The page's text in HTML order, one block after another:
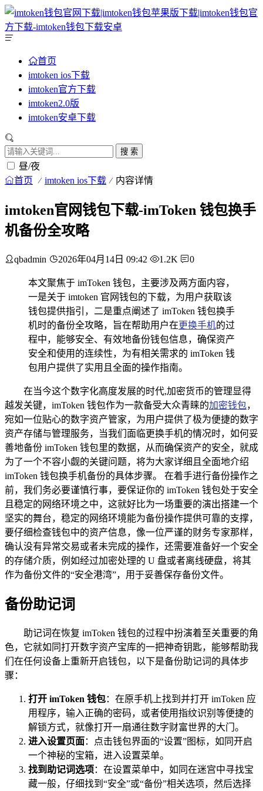
首页
imtoken ios下载
imtoken官方下载
imtoken2.0版
imtoken安卓下载
搜 索
昼/夜
首页 imtoken ios下载 内容详情
imtoken官网钱包下载-imToken 钱包换手
机备份全攻略
qbadmin 2026年04月14日 09:42 1.2K 0
本文聚焦于 imToken 钱包，主要涉及两方面内容，
一是关于 imtoken 官网钱包的下载，为用户获取该
钱包提供指引，二是重点阐述了 imToken 钱包换手
机时的备份全攻略，旨在帮助用户在更换手机的过
程中，能够安全、有效地备份钱包信息，确保资产
安全和使用的连续性，为有相关需求的 imToken 钱
包用户提供了实用且全面的操作指南。
在当今这个数字化高度发展的时代,加密货币的管理显得
越发关键，imToken 钱包作为一款备受大众青睐的加密钱包，
宛如一位贴心的数字资产管家，为用户提供了极为便捷的数字
资产存储与管理服务，当我们面临更换手机的情况时，如何妥
善地备份 imToken 钱包里的数据，从而确保资产的安全，就成
为了一个不容小觑的关键问题，将为大家详细且全面地介绍
imToken 钱包换手机备份的具体步骤。 在着手进行备份操作之
前，我们务必要谨慎行事，要保证你的 imToken 钱包处于安全
且稳定的网络环境之中，这就好比为一场重要的演出搭建一个
坚实的舞台，稳定的网络环境能为备份操作提供可靠的支撑，
要仔细检查钱包中的资产信息，像一位严谨的财务专家那样，
确认没有异常交易或者未完成的操作，还需要准备好一个安全
的存储介质，例如经过加密处理的 U 盘或者离线硬盘，将其
作为备份文件的“安全港湾”，用于妥善保存备份文件。
备份助记词
助记词在恢复 imToken 钱包的过程中扮演着至关重要的角
色，它就如同打开数字资产宝库的一把神奇钥匙，能够帮助我
们在任何设备上重新开启钱包，以下是备份助记词的具体步
骤：
打开 imToken 钱包：在原手机上找到并打开 imToken 应
用程序，输入正确的密码，或者使用指纹识别等便捷的
解锁方式，就像打开一扇通往数字财富世界的大门。
进入设置页面：点击钱包界面的“设置”图标，如同开启
一个神秘的宝箱，进入设置菜单。
找到助记词选项 ：在设置菜单中，如同在迷宫中寻找宝
藏一般，仔细找到“安全”或“备份”相关选项，然后选择